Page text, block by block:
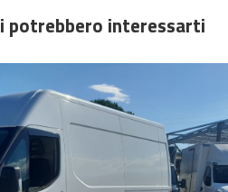
potrebbero interessarti